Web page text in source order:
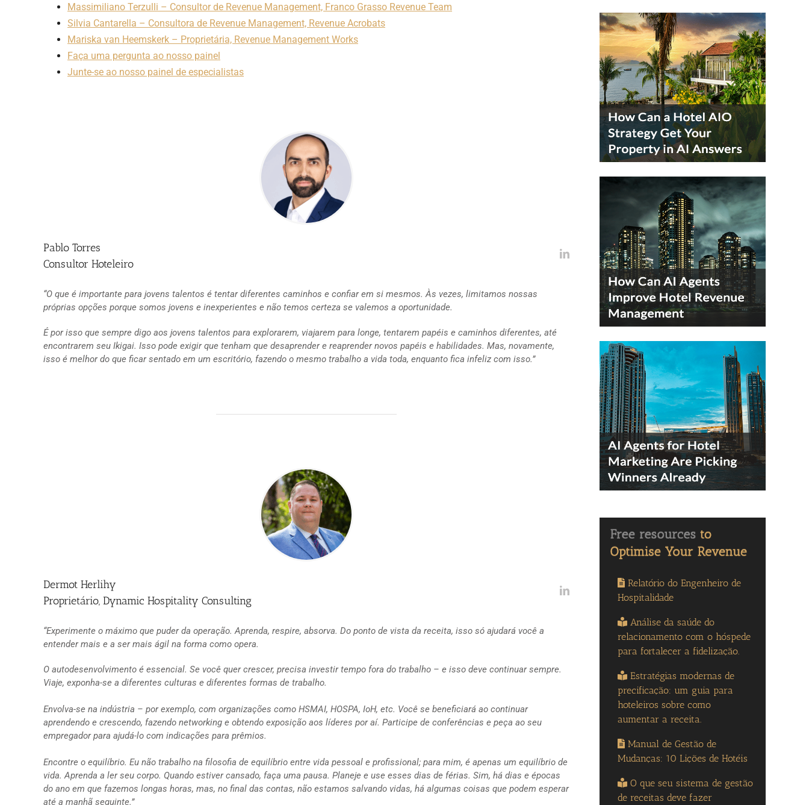
Massimiliano Terzulli – Consultor de Revenue Management, Franco Grasso Revenue Team
Silvia Cantarella – Consultora de Revenue Management, Revenue Acrobats
Mariska van Heemskerk – Proprietária, Revenue Management Works
Faça uma pergunta ao nosso painel
Junte-se ao nosso painel de especialistas
Pablo Torres
Consultor Hoteleiro
“O que é importante para jovens talentos é tentar diferentes caminhos e confiar em si mesmos. Às vezes, limitamos nossas
próprias opções porque somos jovens e inexperientes e não temos certeza se valemos a oportunidade.
É por isso que sempre digo aos jovens talentos para explorarem, viajarem para longe, tentarem papéis e caminhos diferentes, até
encontrarem seu Ikigai. Isso pode exigir que tenham que desaprender e reaprender novos papéis e habilidades. Mas, novamente,
isso é melhor do que ficar sentado em um escritório, fazendo o mesmo trabalho a vida toda, enquanto fica infeliz com isso.”
Dermot Herlihy
Proprietário, Dynamic Hospitality Consulting
“Experimente o máximo que puder da operação. Aprenda, respire, absorva. Do ponto de vista da receita, isso só ajudará você a
entender mais e a ser mais ágil na forma como opera.
O autodesenvolvimento é essencial. Se você quer crescer, precisa investir tempo fora do trabalho – e isso deve continuar sempre.
Viaje, exponha-se a diferentes culturas e diferentes formas de trabalho.
Envolva-se na indústria – por exemplo, com organizações como HSMAI, HOSPA, IoH, etc. Você se beneficiará ao continuar
aprendendo e crescendo, fazendo networking e obtendo exposição aos líderes por aí. Participe de conferências e peça ao seu
empregador para ajudá-lo com indicações para prêmios.
Encontre o equilíbrio. Eu não trabalho na filosofia de equilíbrio entre vida pessoal e profissional; para mim, é apenas um equilíbrio de
vida. Aprenda a ler seu corpo. Quando estiver cansado, faça uma pausa. Planeje e use esses dias de férias. Sim, há dias e épocas
do ano em que fazemos longas horas, mas, no final das contas, não estamos salvando vidas, há algumas coisas que podem esperar
até a manhã seguinte.”
Relatório do Engenheiro de
Hospitalidade
Análise da saúde do
relacionamento com o hóspede
para fortalecer a fidelização.
Estratégias modernas de
precificação: um guia para
hoteleiros sobre como
aumentar a receita.
Manual de Gestão de
Mudanças: 10 Lições de Hotéis
O que seu sistema de gestão
de receitas deve fazer